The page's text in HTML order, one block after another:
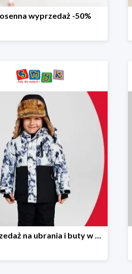
wyprzedaż -50%
Wyprzedaż na ubrania i buty w Smyku do -70%